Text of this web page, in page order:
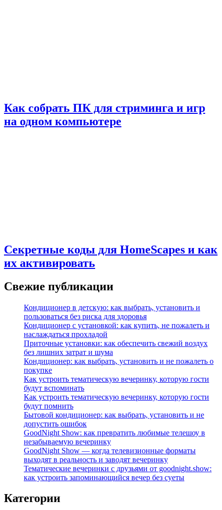
Как собрать ПК для стриминга и игр
на одном компьютере
Секретные коды для HomeScapes и как
их активировать
Свежие публикации
Кондиционер в детскую: как выбрать, установить и
пользоваться без риска для здоровья
Кондиционер с установкой: как купить, не пожалеть и
наслаждаться прохладой
Приточные установки: как обеспечить свежий воздух
без лишних затрат и шума
Кондиционер: как выбрать, установить и не пожалеть о
покупке
Как устроить тематическую вечеринку, которую гости
будут вспоминать
Как устроить тематическую вечеринку, которую гости
будут помнить
Бытовой кондиционер: как выбрать, установить и не
допустить ошибок
GoodNight Show: как превратить любимые телешоу в
незабываемую вечеринку
GoodNight Show — когда телевизионные форматы
выходят в реальность и заводят вечеринку
Тематические вечеринки с друзьями от goodnight.show:
как устроить запоминающийся вечер без суеты
Категории